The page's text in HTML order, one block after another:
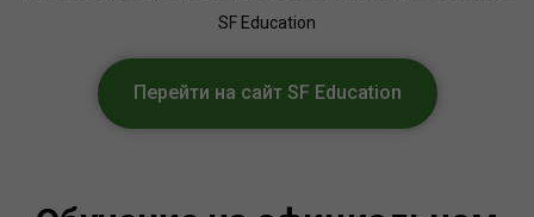
SF Education
Перейти на сайт SF Education